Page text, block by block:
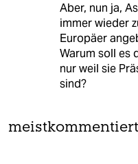
Aber, nun ja,
immer wieder
Europäer
Warum soll es
nur weil sie
sind?
meistkommentiert